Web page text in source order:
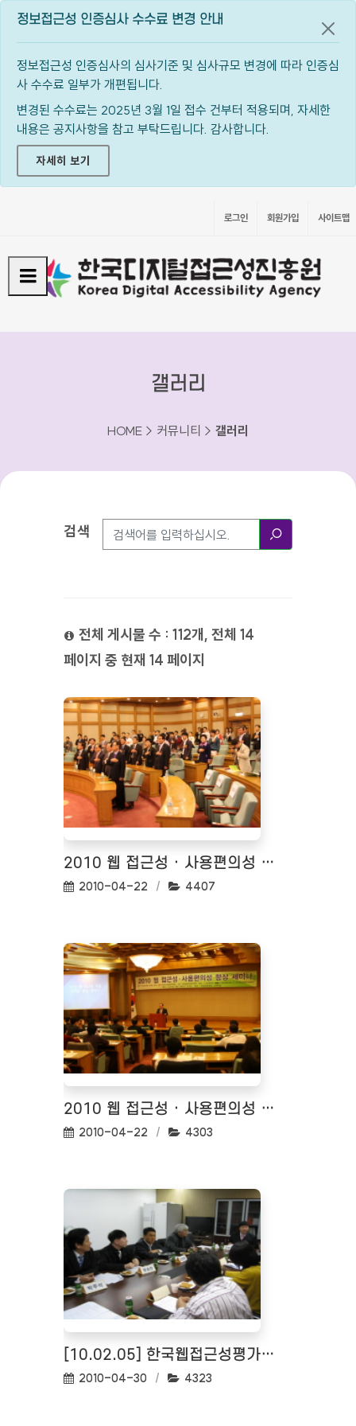
정보접근성 인증심사 수수료 변경 안내
정보접근성 인증심사의 심사기준 및 심사규모 변경에 따라 인증심
사 수수료 일부가 개편됩니다.
변경된 수수료는 2025년 3월 1일 접수 건부터 적용되며, 자세한
내용은 공지사항을 참고 부탁드립니다. 감사합니다.
자세히 보기
공지
로그인 회원가입 사이트맵
갤러리
HOME > 커뮤니티 > 갤러리
검색방법
검색
전체 게시물 수 : 112개, 전체 14
페이지 중 현재 14 페이지
2010 웹 접근성 · 사용편의성 향상 세미나
작성일:
2010-04-22 조회수:
4407
2010 웹 접근성 · 사용편의성 향상 세미나
작성일:
2010-04-22 조회수:
4303
[10.02.05] 한국웹접근성평가센터 자문회의
작성일:
2010-04-30 조회수:
4323